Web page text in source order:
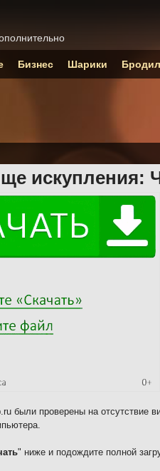
искупления:
были проверены на отсутствие
" ниже и подождите полной
Бизнес Шарики